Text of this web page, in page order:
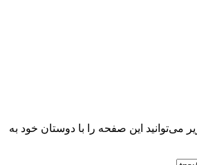
می‌توانید این صفحه را با دوستان خود به